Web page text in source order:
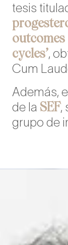
tesis
cycles’,
Cum
Además,
de la SEF,
grupo de